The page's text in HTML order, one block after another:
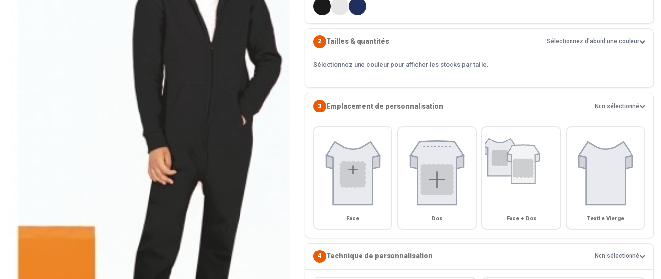
2 Tailles & quantités Sélectionnez d'abord une couleur
Sélectionnez une couleur pour afficher les stocks par taille.
3 Emplacement de personnalisation Non sélectionné
Face Dos Face + Dos Textile Vierge
4 Technique de personnalisation Non sélectionné